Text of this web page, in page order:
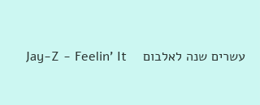
Jay-Z - Feelin' It    עשרים שנה לאלבום